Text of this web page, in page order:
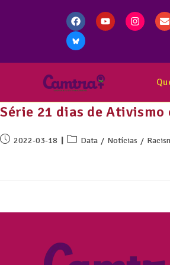
Série 21 dias de
2022-03-18 Data / Notícias /